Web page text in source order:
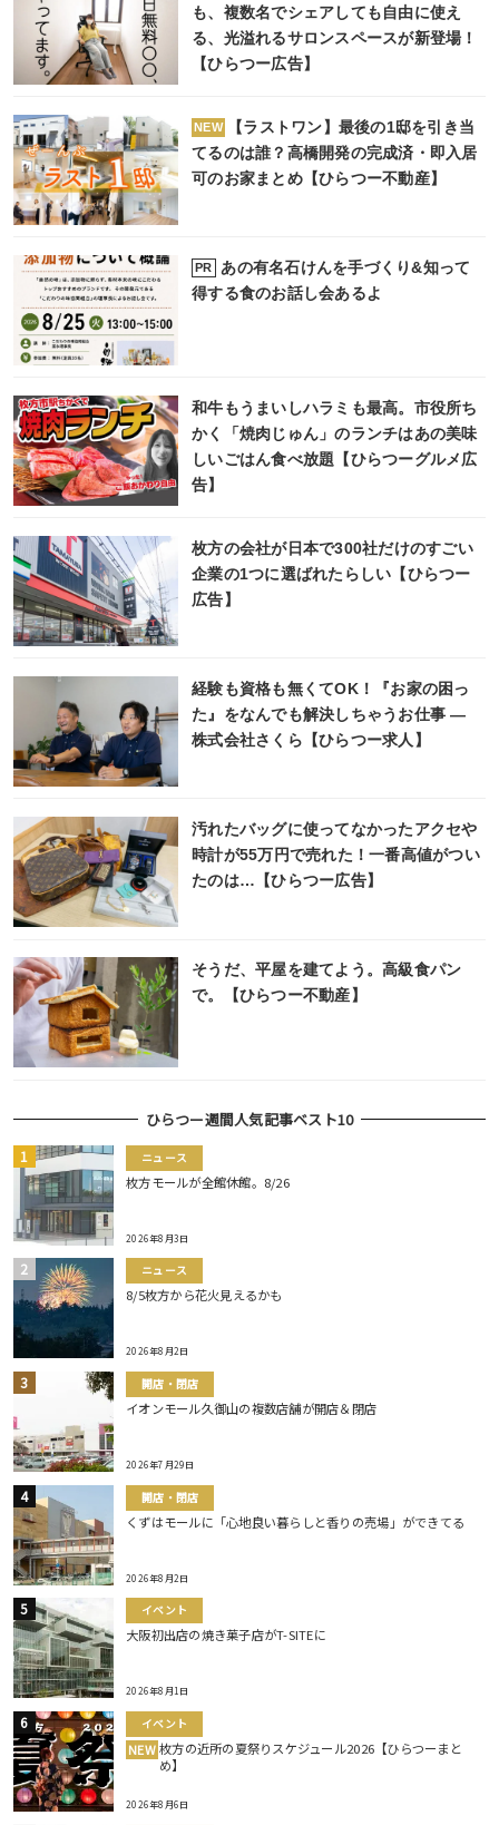
も、複数名でシェアしても自由に使え
る、光溢れるサロンスペースが新登場！
【ひらつー広告】
NEW
【ラストワン】最後の1邸を引き当
てるのは誰？高橋開発の完成済・即入居
可のお家まとめ【ひらつー不動産】
PR
あの有名石けんを手づくり&知って
得する食のお話し会あるよ
和牛もうまいしハラミも最高。市役所ち
かく「焼肉じゅん」のランチはあの美味
しいごはん食べ放題【ひらつーグルメ広
告】
枚方の会社が日本で300社だけのすごい
企業の1つに選ばれたらしい【ひらつー
広告】
経験も資格も無くてOK！『お家の困っ
た』をなんでも解決しちゃうお仕事 ―
株式会社さくら【ひらつー求人】
汚れたバッグに使ってなかったアクセや
時計が55万円で売れた！一番高値がつい
たのは…【ひらつー広告】
そうだ、平屋を建てよう。高級食パン
で。【ひらつー不動産】
ひらつー週間人気記事ベスト10
ニュース
枚方モールが全館休館。8/26
2026年8月3日
ニュース
8/5枚方から花火見えるかも
2026年8月2日
開店・閉店
イオンモール久御山の複数店舗が開店＆閉店
2026年7月29日
開店・閉店
くずはモールに「心地良い暮らしと香りの売場」ができてる
2026年8月2日
イベント
大阪初出店の焼き菓子店がT-SITEに
2026年8月1日
イベント
NEW 枚方の近所の夏祭りスケジュール2026【ひらつーまと
め】
2026年8月6日